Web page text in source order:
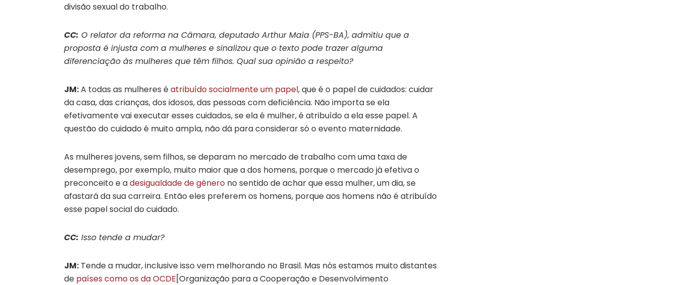
divisão sexual do trabalho.
CC: O relator da reforma na Câmara, deputado Arthur Maia (PPS-BA), admitiu que a
proposta é injusta com a mulheres e sinalizou que o texto pode trazer alguma
diferenciação às mulheres que têm filhos. Qual sua opinião a respeito?
JM:A todas as mulheres éatribuído socialmente um papel, que é o papel de cuidados: cuidar
da casa, das crianças, dos idosos, das pessoas com deficiência. Não importa se ela
efetivamente vai executar esses cuidados, se ela é mulher, é atribuído a ela esse papel. A
questão do cuidado é muito ampla, não dá para considerar só o evento maternidade.
As mulheres jovens, sem filhos, se deparam no mercado de trabalho com uma taxa de
desemprego, por exemplo, muito maior que a dos homens, porque o mercado já efetiva o
preconceito e adesigualdade de gênero no sentido de achar que essa mulher, um dia, se
afastará da sua carreira. Então eles preferem os homens, porque aos homens não é atribuído
esse papel social do cuidado.
CC: Isso tende a mudar?
JM: Tende a mudar, inclusive isso vem melhorando no Brasil. Mas nós estamos muito distantes
de países como os da OCDE[Organização para a Cooperação e Desenvolvimento